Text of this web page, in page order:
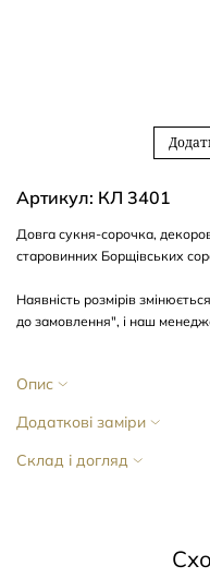
Артикул: КЛ 3401
Довга сукня-сорочка,
старовинних Борщівських
Наявність розмірів
до замовлення", і наш
Опис
Додаткові заміри
Склад і догляд